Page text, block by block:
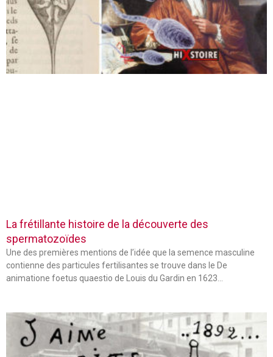
La frétillante histoire de la découverte des
spermatozoïdes
Une des premières mentions de l’idée que la semence masculine
contienne des particules fertilisantes se trouve dans le De
animatione foetus quaestio de Louis du Gardin en 1623…